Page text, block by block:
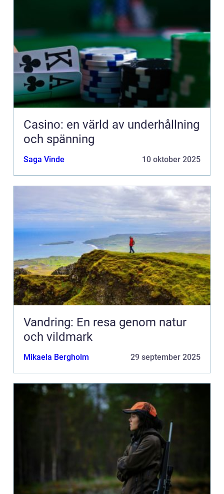
Casino: en värld av underhållning
och spänning
Saga Vinde 10 oktober 2025
Vandring: En resa genom natur
och vildmark
Mikaela Bergholm 29 september 2025